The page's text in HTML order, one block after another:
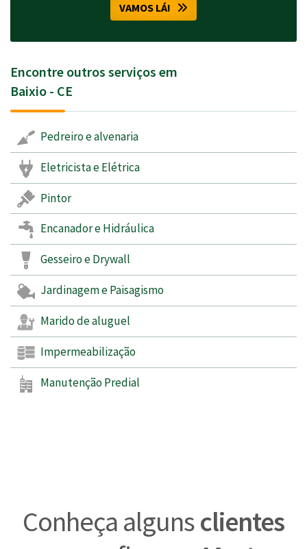
VAMOS LÁ!
Encontre outros serviços em
Baixio - CE
Pedreiro e alvenaria
Eletricista e Elétrica
Pintor
Encanador e Hidráulica
Gesseiro e Drywall
Jardinagem e Paisagismo
Marido de aluguel
Impermeabilização
Manutenção Predial
Conheça algunsclientes